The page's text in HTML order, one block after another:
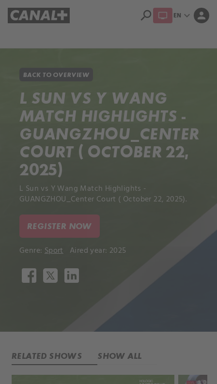
search EN expand_more person
BACK TO OVERVIEW
L SUN VS Y WANG
MATCH HIGHLIGHTS -
GUANGZHOU_CENTER
COURT ( OCTOBER 22,
2025)
L Sun vs Y Wang Match Highlights -
GUANGZHOU_Center Court ( October 22, 2025).
REGISTER NOW
Genre: Sport Aired year: 2025
RELATED SHOWS SHOW ALL